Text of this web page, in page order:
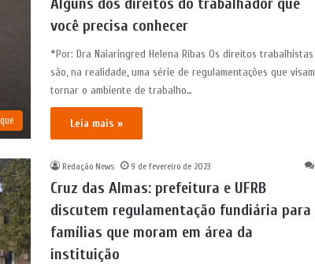
você precisa conhecer
*Por: Dra Naiaringred Helena Ribas Os direitos trabalhistas
são, na realidade, uma série de regulamentações que visam
tornar o ambiente de trabalho…
Leia mais »
Redação News 9 de fevereiro de 2023
Cruz das Almas: prefeitura e UFRB
discutem regulamentação fundiária para
famílias que moram em área da
instituição